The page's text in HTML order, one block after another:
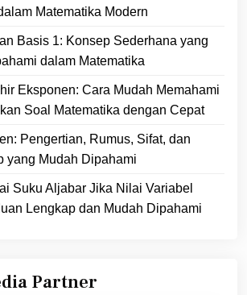
Matematika Modern
Basis 1: Konsep Sederhana yang
dalam Matematika
Eksponen: Cara Mudah Memahami
Soal Matematika dengan Cepat
Pengertian, Rumus, Sifat, dan
yang Mudah Dipahami
Suku Aljabar Jika Nilai Variabel
Lengkap dan Mudah Dipahami
Partner